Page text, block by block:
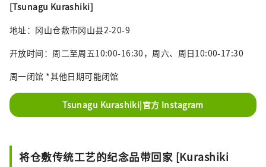
[Tsunagu Kurashiki]
地址：冈山仓敷市冈山县2-20-9
开放时间：周二至周五10:00-16:30，周六、周日10:00-17:30
周一闭馆 *其他日期可能闭馆
Tsunagu Kurashiki|官方 Instagram
将仓敷传统工艺的纪念品带回家 [Kurashiki